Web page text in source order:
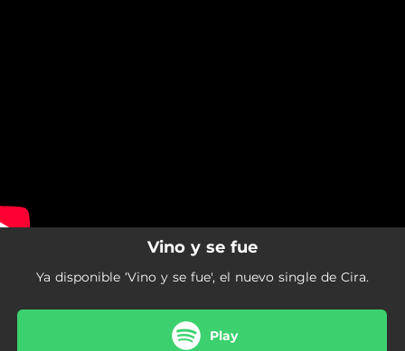
Vino y se fue
Ya disponible ‘Vino y se fue', el nuevo single de Cira.
Play